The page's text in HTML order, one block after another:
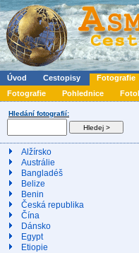
Úvod Cestopisy Fotografie
Fotografie
Pohlednice
Hledání fotografií:
Alžírsko
Austrálie
Bangladéš
Belize
Benin
Česká republika
Čína
Dánsko
Egypt
Etiopie